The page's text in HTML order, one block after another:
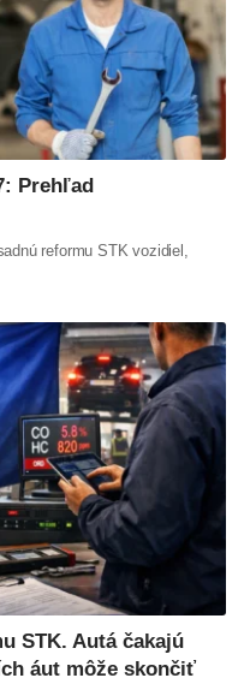
Prehľad
reformu STK vozidiel,
STK. Autá čakajú
áut môže skončiť